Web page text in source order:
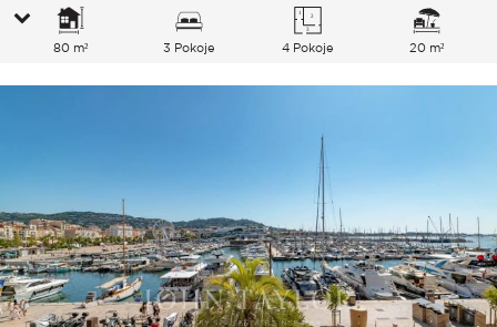
80 m² 3 Pokoje 4 Pokoje 20 m²